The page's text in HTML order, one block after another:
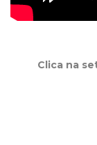
Clica na